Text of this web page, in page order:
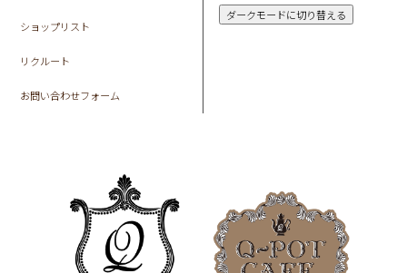
ショップリスト
リクルート
お問い合わせフォーム
ダークモードに切り替える